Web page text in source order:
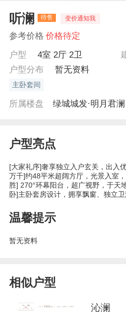
听澜 待售 变价通知我
参考价格 价格待定
户型
4室 2厅 2卫
户型分布
暂无资料
主卧套间
所属楼盘 绿城城发·明月君澜
户型亮点
[大家礼序]奢享独立入户玄关，出入
万千]约48平米超阔方厅，光景入室
胜] 270°环幕阳台，超广视野，于天
卧]主卧套房设计，拥享飘窗、独立
温馨提示
暂无资料
相似户型
沁澜